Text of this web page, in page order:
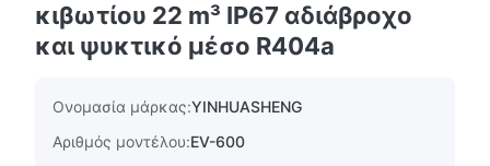
κιβωτίου 22 m³ IP67 αδιάβροχο
και ψυκτικό μέσο R404a
Ονομασία μάρκας:YINHUASHENG
Αριθμός μοντέλου:EV-600